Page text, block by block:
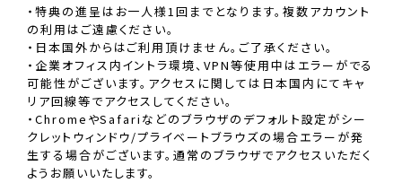
・特典の進呈はお一人様1回までとなります。複数アカウント
の利用はご遠慮ください。
・日本国外からはご利用頂けません。ご了承ください。
・企業オフィス内イントラ環境、VPN等使用中はエラーがでる
可能性がございます。アクセスに関しては日本国内にてキャ
リア回線等でアクセスしてください。
・ChromeやSafariなどのブラウザのデフォルト設定がシー
クレットウィンドウ/プライベートブラウズの場合エラーが発
生する場合がございます。通常のブラウザでアクセスいただく
ようお願いいたします。